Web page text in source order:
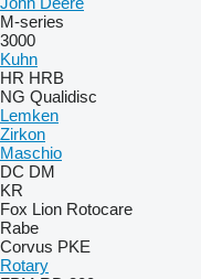
M-series
3000
Kuhn
HR HRB
NG Qualidisc
Lemken
Zirkon
Maschio
DC DM
KR
Fox Lion Rotocare
Rabe
Corvus PKE
Rotary